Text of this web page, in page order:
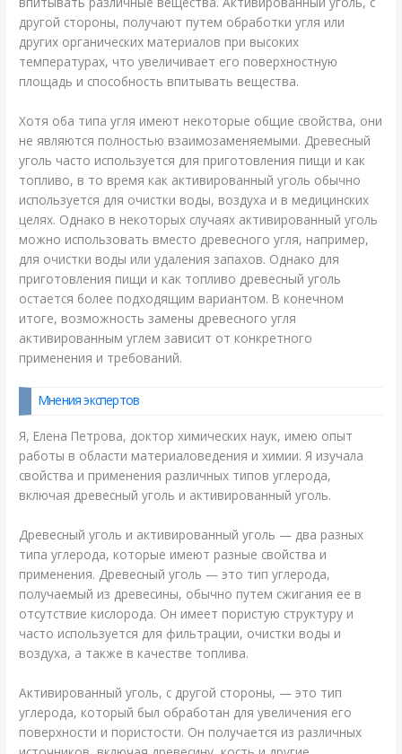
другой стороны, получают путем обработки угля или
других органических материалов при высоких
температурах, что увеличивает его поверхностную
площадь и способность впитывать вещества.
Хотя оба типа угля имеют некоторые общие свойства, они
не являются полностью взаимозаменяемыми. Древесный
уголь часто используется для приготовления пищи и как
топливо, в то время как активированный уголь обычно
используется для очистки воды, воздуха и в медицинских
целях. Однако в некоторых случаях активированный уголь
можно использовать вместо древесного угля, например,
для очистки воды или удаления запахов. Однако для
приготовления пищи и как топливо древесный уголь
остается более подходящим вариантом. В конечном
итоге, возможность замены древесного угля
активированным углем зависит от конкретного
применения и требований.
Мнения экспертов
Я, Елена Петрова, доктор химических наук, имею опыт
работы в области материаловедения и химии. Я изучала
свойства и применения различных типов углерода,
включая древесный уголь и активированный уголь.
Древесный уголь и активированный уголь — два разных
типа углерода, которые имеют разные свойства и
применения. Древесный уголь — это тип углерода,
получаемый из древесины, обычно путем сжигания ее в
отсутствие кислорода. Он имеет пористую структуру и
часто используется для фильтрации, очистки воды и
воздуха, а также в качестве топлива.
Активированный уголь, с другой стороны, — это тип
углерода, который был обработан для увеличения его
поверхности и пористости. Он получается из различных